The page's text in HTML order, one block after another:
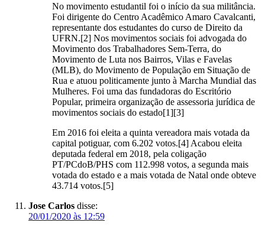
No movimento estudantil foi o início da sua militância.
Foi dirigente do Centro Acadêmico Amaro Cavalcanti,
representante dos estudantes do curso de Direito da
UFRN.[2] Nos movimentos sociais foi advogada do
Movimento dos Trabalhadores Sem-Terra, do
Movimento de Luta nos Bairros, Vilas e Favelas
(MLB), do Movimento de População em Situação de
Rua e atuou politicamente junto à Marcha Mundial das
Mulheres. Foi uma das fundadoras do Escritório
Popular, primeira organização de assessoria jurídica de
movimentos sociais do estado[1][3]
Em 2016 foi eleita a quinta vereadora mais votada da
capital potiguar, com 6.202 votos.[4] Acabou eleita
deputada federal em 2018, pela coligação
PT/PCdoB/PHS com 112.998 votos, a segunda mais
votada do estado e a mais votada de Natal onde obteve
43.714 votos.[5]
Jose Carlos disse:
20/01/2020 às 12:59